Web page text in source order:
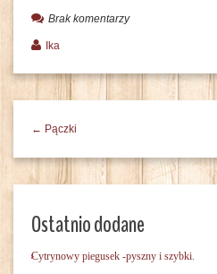
Brak komentarzy
Ika
← Pączki
Ostatnio dodane
Cytrynowy piegusek -pyszny i szybki.